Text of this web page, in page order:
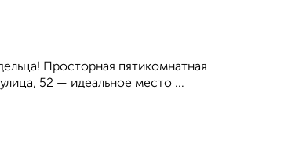
Просторная пятикомнатная
52 — идеальное место ...